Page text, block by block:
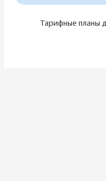
Тарифные планы